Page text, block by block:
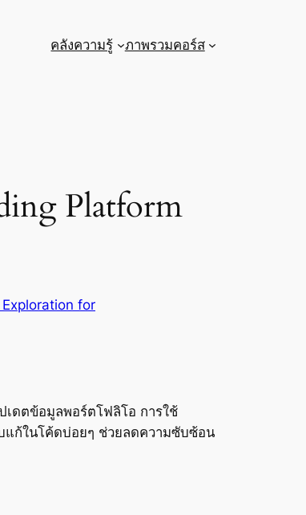
คลังความรู้ ภาพรวมคอร์ส
Platform
for
เดตข้อมูลพอร์ตโฟลิโอ การใช้
แก้ในโค้ดบ่อยๆ ช่วยลดความซับซ้อน